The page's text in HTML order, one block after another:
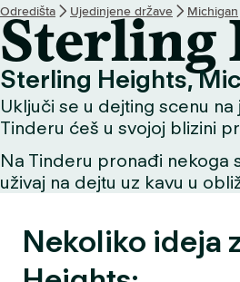
n
a
l
o
v
n
c
a
Odredišta Ujedinjene države Michigan
Sterling
Sterling Heights,
Uključi se u dejting scenu
Tinderu ćeš u svojoj blizini
Na Tinderu pronađi nekoga
uživaj na dejtu uz kavu u
Nekoliko ideja